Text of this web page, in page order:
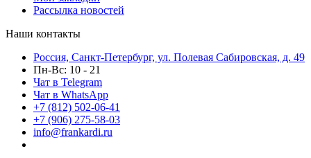
Рассылка новостей
Наши контакты
Россия, Санкт-Петербург, ул. Полевая Сабировская, д. 49
Пн-Вс: 10 - 21
Чат в Telegram
Чат в WhatsApp
+7 (812) 502-06-41
+7 (906) 275-58-03
info@frankardi.ru